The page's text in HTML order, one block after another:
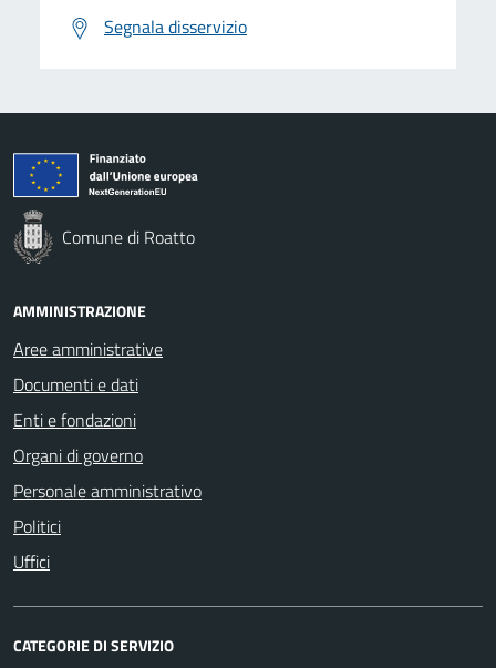
Segnala disservizio
Comune di Roatto
AMMINISTRAZIONE
Aree amministrative
Documenti e dati
Enti e fondazioni
Organi di governo
Personale amministrativo
Politici
Uffici
CATEGORIE DI SERVIZIO